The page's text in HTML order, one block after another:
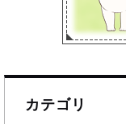
カテゴリ